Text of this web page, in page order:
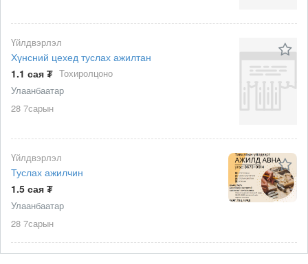
Үйлдвэрлэл
Хүнсний цехед туслах ажилтан
1.1 сая ₮ Тохиролцоно
Улаанбаатар
28 7сарын
Үйлдвэрлэл
Туслах ажилчин
1.5 сая ₮
Улаанбаатар
28 7сарын